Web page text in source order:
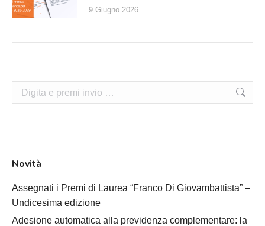
9 Giugno 2026
Cerca:
Novità
Assegnati i Premi di Laurea “Franco Di Giovambattista” –
Undicesima edizione
Adesione automatica alla previdenza complementare: la